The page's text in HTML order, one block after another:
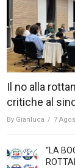
Il no alla
critiche al
By Gianluca / 7
“LA